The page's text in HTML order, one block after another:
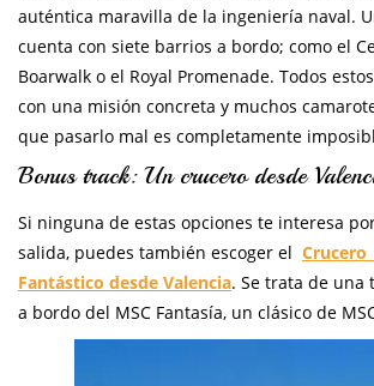
auténtica maravilla de la ingeniería naval.
cuenta con siete barrios a bordo; como el
Boarwalk o el Royal Promenade. Todos
con una misión concreta y muchos
que pasarlo mal es completamente
Bonus track: Un crucero desde
Si ninguna de estas opciones te interesa
salida, puedes también escoger el
Fantástico desde Valencia. Se trata de una
a bordo del MSC Fantasía, un clásico de